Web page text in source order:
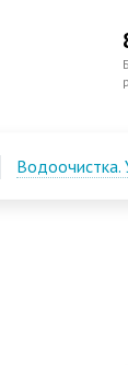
Водоочистка.